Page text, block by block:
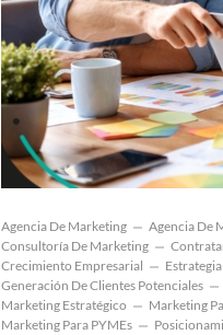
Agencia De Marketing Agencia De
Consultoría De Marketing
Crecimiento Empresarial
Generación De Clientes Potenciales
Marketing Estratégico
Marketing
Marketing Para PYMEs